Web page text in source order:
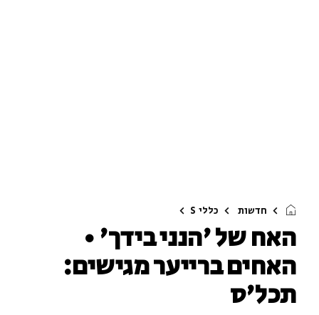
חדשות כללי S
האח של 'הנני בידך' •
האחים ברייער מגישים:
תכל'ס